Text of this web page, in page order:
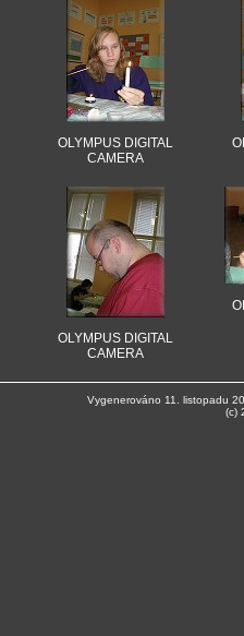
OLYMPUS DIGITAL
CAMERA
OLYMPUS DIGITAL
CAMERA
Vygenerováno 11. listopadu
(c)